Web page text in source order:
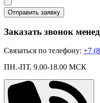
Отправить заявку
Заказать звонок
Связаться по телефону: +7
ПН.-ПТ. 9.00-18.00 МСК